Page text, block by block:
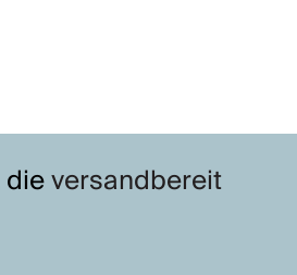
dieversandbereit